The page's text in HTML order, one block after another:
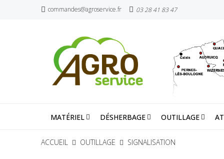
commandes@agroservice.fr 03 28 41 83 47
MATÉRIEL DÉSHERBAGE OUTILLAGE
ACCUEIL OUTILLAGE SIGNALISATION